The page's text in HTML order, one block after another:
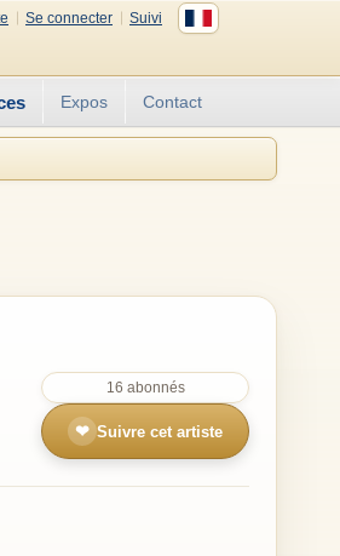
Se connecter
Suivi
Expos Contact
16 abonnés
❤ Suivre cet artiste